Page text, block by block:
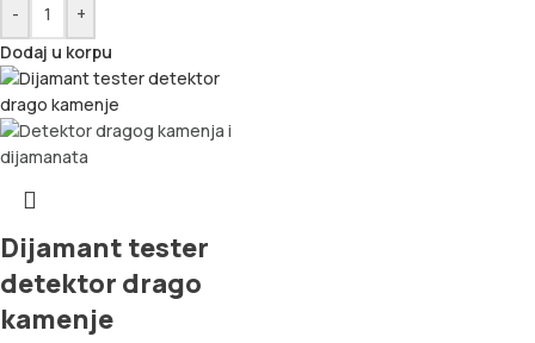
-
+
Dodaj u korpu
Dijamant tester
detektor drago
kamenje